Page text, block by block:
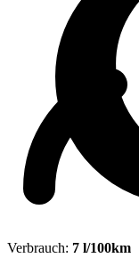
Verbrauch: 7 l/100km